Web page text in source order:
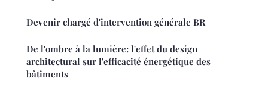
Devenir chargé d'intervention générale BR
De l'ombre à la lumière: l'effet du design
architectural sur l'efficacité énergétique des
bâtiments